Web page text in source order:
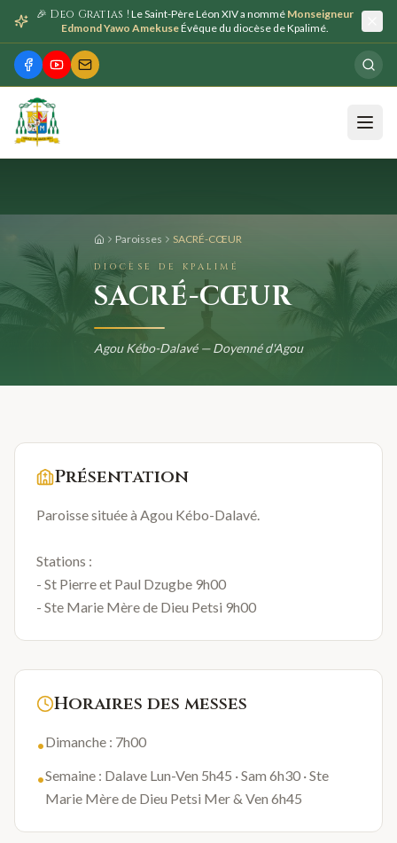
🎉 Deo Gratias ! Le Saint-Père Léon XIV a nommé Monseigneur
Edmond Yawo AmekuseÉvêque du diocèse de Kpalimé.
Paroisses SACRÉ-CŒUR
DIOCÈSE DE KPALIMÉ
SACRÉ-CŒUR
Agou Kébo-Dalavé — Doyenné d'Agou
Présentation
Paroisse située à Agou Kébo-Dalavé.
Stations :
- St Pierre et Paul Dzugbe 9h00
- Ste Marie Mère de Dieu Petsi 9h00
Horaires des messes
•Dimanche : 7h00
•Semaine : Dalave Lun-Ven 5h45 · Sam 6h30 · Ste
Marie Mère de Dieu Petsi Mer & Ven 6h45